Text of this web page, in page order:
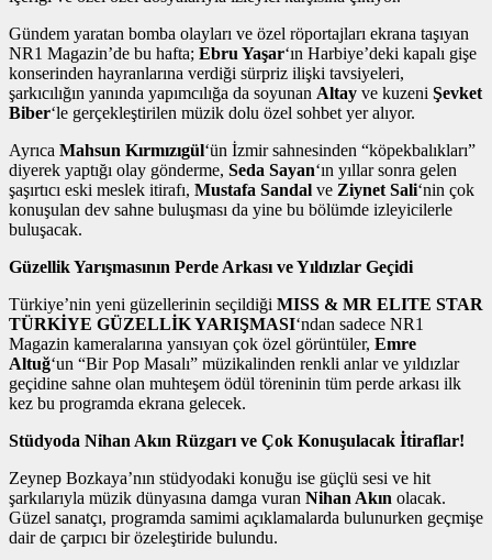
Gündem yaratan bomba olayları ve özel röportajları ekrana taşıyan
NR1 Magazin’de bu hafta; Ebru Yaşar‘ın Harbiye’deki kapalı gişe
konserinden hayranlarına verdiği sürpriz ilişki tavsiyeleri,
şarkıcılığın yanında yapımcılığa da soyunan Altay ve kuzeni Şevket
Biber‘le gerçekleştirilen müzik dolu özel sohbet yer alıyor.
Ayrıca Mahsun Kırmızıgül‘ün İzmir sahnesinden “köpekbalıkları”
diyerek yaptığı olay gönderme, Seda Sayan‘ın yıllar sonra gelen
şaşırtıcı eski meslek itirafı, Mustafa Sandal ve Ziynet Sali‘nin çok
konuşulan dev sahne buluşması da yine bu bölümde izleyicilerle
buluşacak.
Güzellik Yarışmasının Perde Arkası ve Yıldızlar Geçidi
Türkiye’nin yeni güzellerinin seçildiği MISS & MR ELITE STAR
TÜRKİYE GÜZELLİK YARIŞMASI‘ndan sadece NR1
Magazin kameralarına yansıyan çok özel görüntüler, Emre
Altuğ‘un “Bir Pop Masalı” müzikalinden renkli anlar ve yıldızlar
geçidine sahne olan muhteşem ödül töreninin tüm perde arkası ilk
kez bu programda ekrana gelecek.
Stüdyoda Nihan Akın Rüzgarı ve Çok Konuşulacak İtiraflar!
Zeynep Bozkaya’nın stüdyodaki konuğu ise güçlü sesi ve hit
şarkılarıyla müzik dünyasına damga vuran Nihan Akın olacak.
Güzel sanatçı, programda samimi açıklamalarda bulunurken geçmişe
dair de çarpıcı bir özeleştiride bulundu.